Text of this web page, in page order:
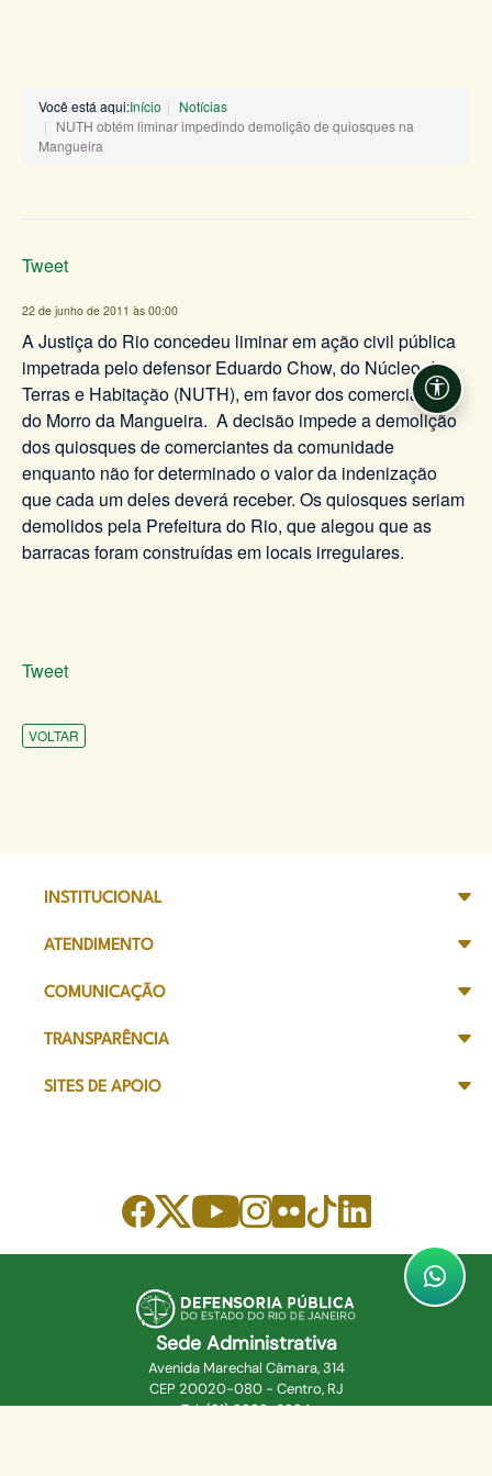
Você está aqui:Início
Notícias
NUTH obtém liminar impedindo demolição de quiosques na
Mangueira
Tweet
22 de junho de 2011 às 00:00
A Justiça do Rio concedeu liminar em ação civil pública
impetrada pelo defensor Eduardo Chow, do Núcleo de
Terras e Habitação (NUTH), em favor dos comerciantes
do Morro da Mangueira. A decisão impede a demolição
dos quiosques de comerciantes da comunidade
enquanto não for determinado o valor da indenização
que cada um deles deverá receber. Os quiosques seriam
demolidos pela Prefeitura do Rio, que alegou que as
barracas foram construídas em locais irregulares.
Tweet
VOLTAR
INSTITUCIONAL
ATENDIMENTO
COMUNICAÇÃO
TRANSPARÊNCIA
SITES DE APOIO
Sede Administrativa
Avenida Marechal Câmara, 314
CEP 20020-080 - Centro, RJ
Tel: (21) 2332-6224